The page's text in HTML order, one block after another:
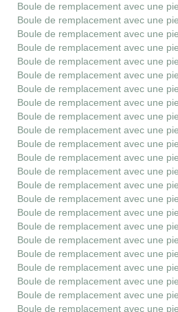
Boule de remplacement avec une
Boule de remplacement avec une
Boule de remplacement avec une
Boule de remplacement avec une
Boule de remplacement avec une
Boule de remplacement avec une
Boule de remplacement avec une
Boule de remplacement avec une
Boule de remplacement avec une
Boule de remplacement avec une
Boule de remplacement avec une
Boule de remplacement avec une
Boule de remplacement avec une
Boule de remplacement avec une
Boule de remplacement avec une
Boule de remplacement avec une
Boule de remplacement avec une
Boule de remplacement avec une
Boule de remplacement avec une
Boule de remplacement avec une
Boule de remplacement avec une
Boule de remplacement avec une
Boule de remplacement avec une